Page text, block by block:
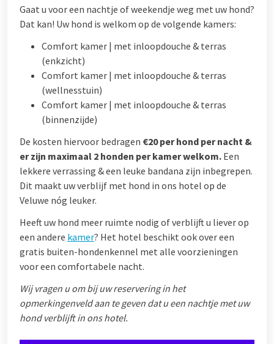
Gaat u voor een nachtje of weekendje weg met uw hond?
Dat kan! Uw hond is welkom op de volgende kamers:
Comfort kamer | met inloopdouche & terras
(enkzicht)
Comfort kamer | met inloopdouche & terras
(wellnesstuin)
Comfort kamer | met inloopdouche & terras
(binnenzijde)
De kosten hiervoor bedragen €20 per hond per nacht &
er zijn maximaal 2 honden per kamer welkom. Een
lekkere verrassing & een leuke bandana zijn inbegrepen.
Dit maakt uw verblijf met hond in ons hotel op de
Veluwe nóg leuker.
Heeft uw hond meer ruimte nodig of verblijft u liever op
een andere kamer? Het hotel beschikt ook over een
gratis buiten-hondenkennel met alle voorzieningen
voor een comfortabele nacht.
Wij vragen u om bij uw reservering in het
opmerkingenveld aan te geven dat u een nachtje met uw
hond verblijft in ons hotel.